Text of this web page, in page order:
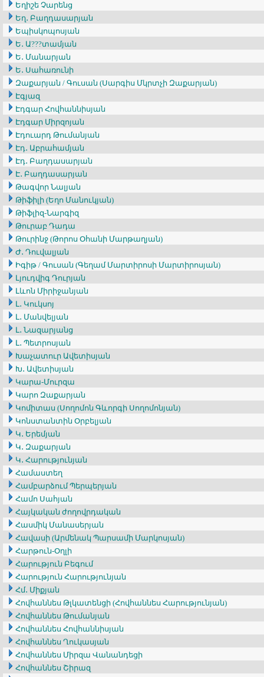
Եղիշե Չարենց
Եղ․ Բաղդասարյան
Եպիսկոպոսյան
Ե․ Ա???տամյան
Ե․ Մանարյան
Ե․ Սահառունի
Զաքարյան / Գուսան (Սարգիս Մկրտչի Զաքարյան)
Էգյազ
Էդգար Հովհաննիսյան
Էդգար Միրզոյան
Էդուարդ Թումանյան
Էդ․ Աբրահամյան
Էդ․ Բաղդասարյան
Է․ Բաղդասարյան
Թագվոր Նալյան
Թիֆիլի (Եղո Մանուկյան)
Թիֆլիզ-Նարգիզ
Թուրաբ Դադա
Թուրինջ (Թորոս Օհանի Մարթաղյան)
Ժ․ Դուվալյան
Իգիթ / Գուսան (Գեղամ Մարտիրոսի Մարտիրոսյան)
Լյուդվիգ Դուրյան
Լևոն Միրիջանյան
Լ․ Կուկսոյ
Լ․ Մանվելյան
Լ․ Նազարյանց
Լ․ Պետրոսյան
Խաչատուր Ավետիսյան
Խ․ Ավետիսյան
Կարա-Մուրզա
Կարո Զաքարյան
Կոմիտաս (Սողոմոն Գևորգի Սողոմոնյան)
Կոնստանտին Օրբելյան
Կ․ Երեմյան
Կ․ Զաքարյան
Կ․ Հարությունյան
Համաստեղ
Համբարձում Պերպերյան
Համո Սահյան
Հայկական ժողովրդական
Հասմիկ Մանասերյան
Հավասի (Արմենակ Պարսամի Մարկոսյան)
Հարթուն-Օղլի
Հարություն Բեգում
Հարություն Հարությունյան
Հմ․ Միքյան
Հովհաննես Թլկատենցի (Հովհաննես Հարությունյան)
Հովհաննես Թումանյան
Հովհաննես Հովհաննիսյան
Հովհաննես Ղուկասյան
Հովհաննես Միրզա Վանանդեցի
Հովհաննես Շիրազ